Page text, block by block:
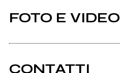
FOTO E VIDEO
CONTATTI